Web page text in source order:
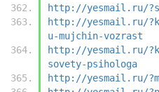
http://yesmail.ru/
http://yesmail.ru/
u-mujchin-vozrast
http://yesmail.ru/
sovety-psihologa
http://yesmail.ru/